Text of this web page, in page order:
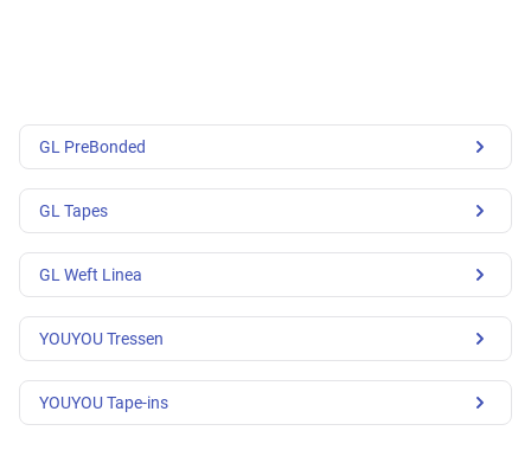
GL PreBonded
GL Tapes
GL Weft Linea
YOUYOU Tressen
YOUYOU Tape-ins